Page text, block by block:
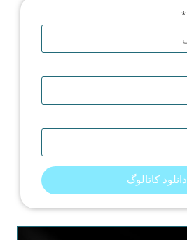
دانلود کاتالوگ